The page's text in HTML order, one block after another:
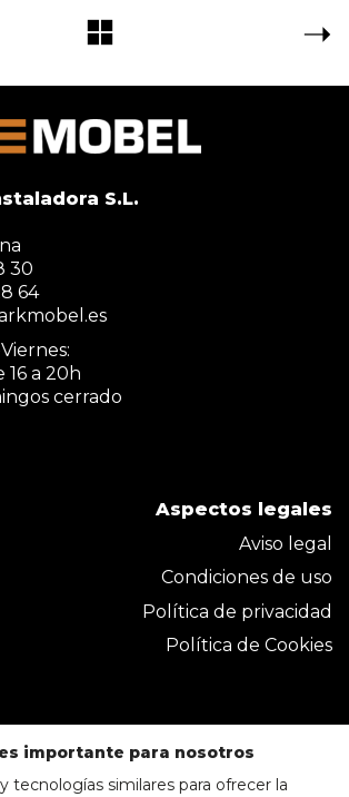
S.L.
30
64
16 a 20h
cerrado
Aspectos legales
Aviso legal
Condiciones de uso
Política de privacidad
Política de Cookies
importante para nosotros
tecnologías similares para ofrecer la